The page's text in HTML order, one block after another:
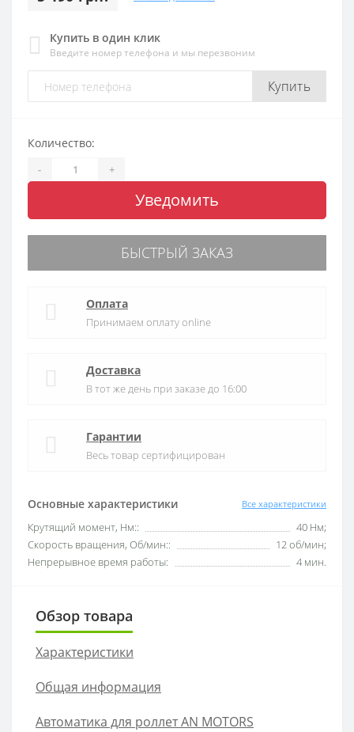
Купить в один клик
Введите номер телефона и мы перезвоним
Купить
Основные характеристики Все характеристики
Крутящий момент, Нм::
40 Нм;
Скорость вращения, Об/мин::
12 об/мин;
Непрерывное время работы:
4 мин.
Количество:
- +
Уведомить
БЫСТРЫЙ ЗАКАЗ
Оплата
Принимаем оплату online
Доставка
В тот же день при заказе до 16:00
Гарантии
Весь товар сертифицирован
Обзор товара
Характеристики
Общая информация
Автоматика для роллет AN MOTORS